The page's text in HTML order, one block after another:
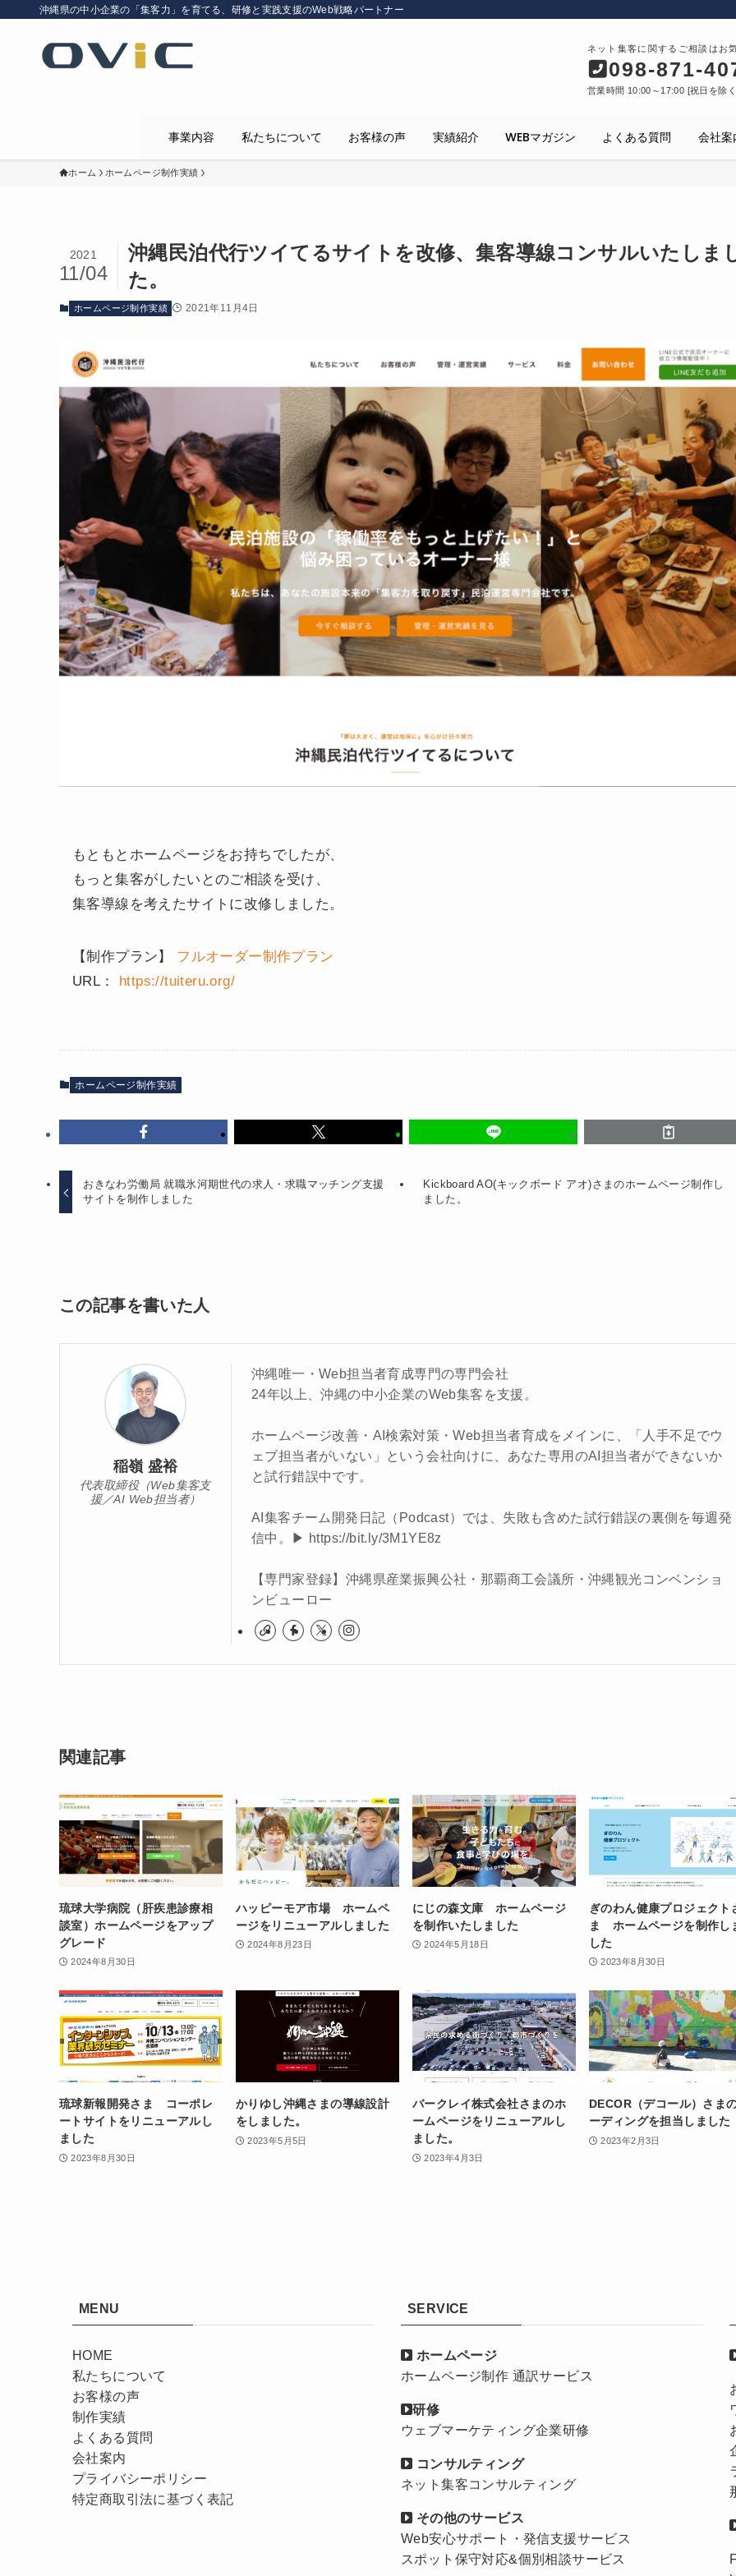
沖縄県の中小企業の「集客力」を育てる、研修と実践支援のWeb戦略パートナー
ネット集客に関するご相談はお
098-871-
営業時間 10:00～17:00 [祝日を除
事業内容 私たちについて お客様の声 実績紹介 WEBマガジン よくある質問 会社案
ホーム ホームページ制作実績
沖縄民泊代行ツイてるサイトを改修、集客導線コンサルいたしま
た。
2021
11/04
ホームページ制作実績 2021年11月4日
もともとホームページをお持ちでしたが、
もっと集客がしたいとのご相談を受け、
集客導線を考えたサイトに改修しました。
【制作プラン】 フルオーダー制作プラン
URL： https://tuiteru.org/
ホームページ制作実績
おきなわ労働局 就職氷河期世代の求人・求職マッチング支援
サイトを制作しました
Kickboard AO(キックボード アオ)さまのホームページ制作し
ました。
この記事を書いた人
稲嶺 盛裕
代表取締役（Web集客支
援／AI Web担当者）
沖縄唯一・Web担当者育成専門の専門会社
24年以上、沖縄の中小企業のWeb集客を支援。
ホームページ改善・AI検索対策・Web担当者育成をメインに、「人手不足でウ
ェブ担当者がいない」という会社向けに、あなた専用のAI担当者ができないか
と試行錯誤中です。
AI集客チーム開発日記（Podcast）では、失敗も含めた試行錯誤の裏側を毎週発
信中。▶︎ https://bit.ly/3M1YE8z
【専門家登録】沖縄県産業振興公社・那覇商工会議所・沖縄観光コンベンショ
ンビューロー
関連記事
琉球大学病院（肝疾患診療相
談室）ホームページをアップ
グレード
2024年8月30日
ハッピーモア市場 ホームペ
ージをリニューアルしました
2024年8月23日
にじの森文庫 ホームページ
を制作いたしました
2024年5月18日
ぎのわん健康プロジェクト
ま ホームページを制作し
した
2023年8月30日
琉球新報開発さま コーポレ
ートサイトをリニューアルし
ました
2023年8月30日
かりゆし沖縄さまの導線設計
をしました。
2023年5月5日
バークレイ株式会社さまのホ
ームページをリニューアルし
ました。
2023年4月3日
DECOR（デコール）さま
ーディングを担当しました
2023年2月3日
MENU
HOME
私たちについて
お客様の声
制作実績
よくある質問
会社案内
プライバシーポリシー
特定商取引法に基づく表記
SERVICE
ホームページ
ホームページ制作 通訳サービス
研修
ウェブマーケティング企業研修
コンサルティング
ネット集客コンサルティング
その他のサービス
Web安心サポート・発信支援サービス
スポット保守対応&個別相談サービス